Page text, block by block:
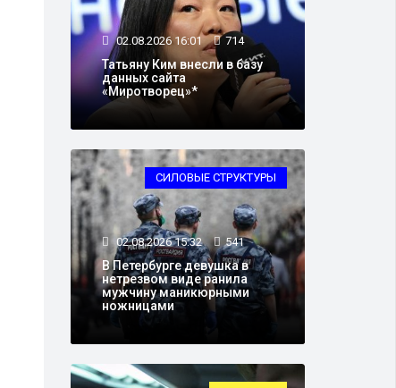
02.08.2026 16:01 714
Татьяну Ким внесли в базу
данных сайта
«Миротворец»*
СИЛОВЫЕ СТРУКТУРЫ
02.08.2026 15:32 541
В Петербурге девушка в
нетрезвом виде ранила
мужчину маникюрными
ножницами